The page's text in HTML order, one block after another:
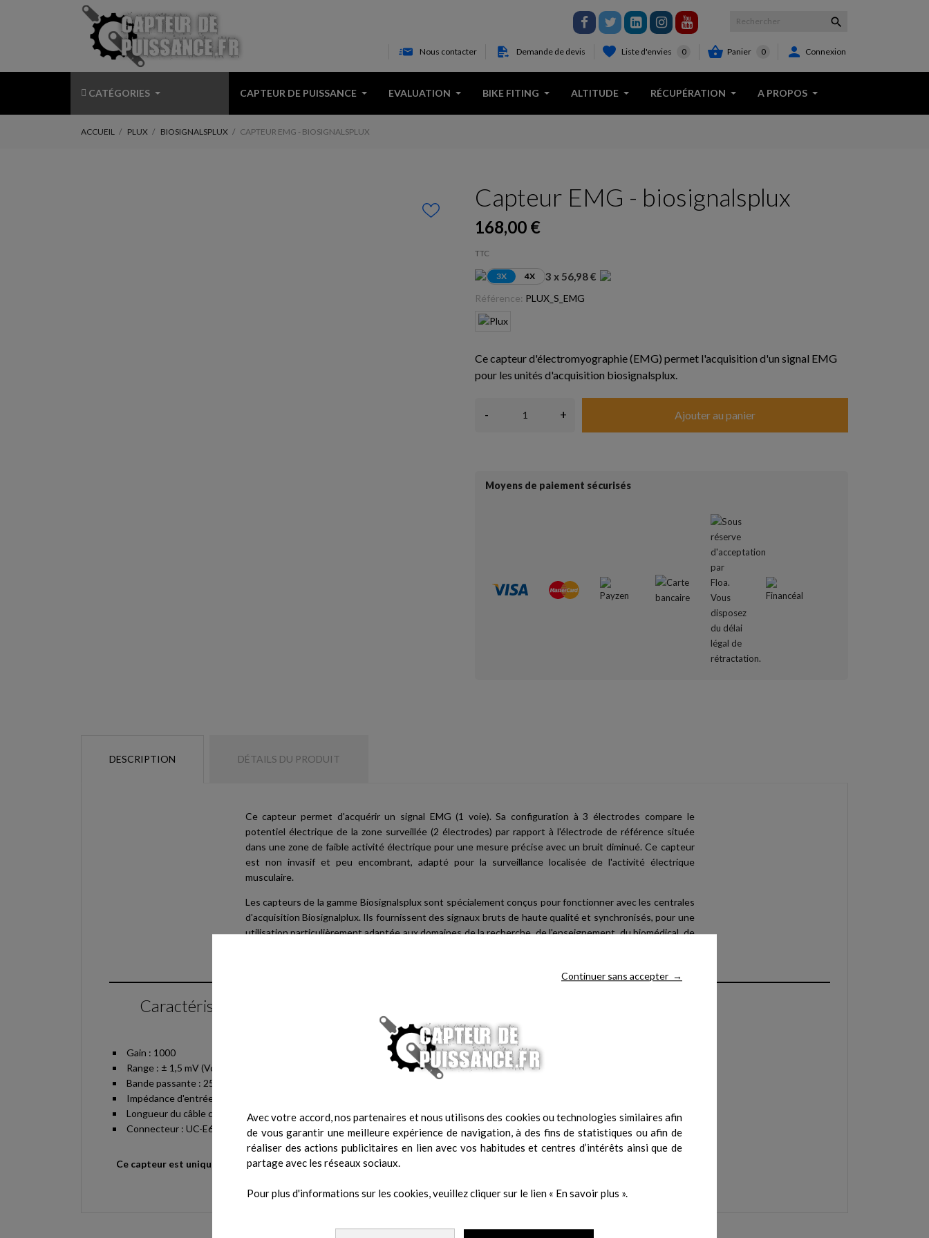
Continuer sans accepter →
Avec votre accord, nos partenaires et nous utilisons des cookies ou technologies similaires afin
de vous garantir une meilleure expérience de navigation, à des fins de statistiques ou afin de
réaliser des actions publicitaires en lien avec vos habitudes et centres d’intérêts ainsi que de
partage avec les réseaux sociaux.
Pour plus d'informations sur les cookies, veuillez cliquer sur le lien « En savoir plus ».

Nous contacter Demande de devis Liste d'envies 0  Panier 0  Connexion
CATÉGORIES CAPTEUR DE PUISSANCE EVALUATION BIKE FITING ALTITUDE RÉCUPÉRATION A PROPOS
ACCUEIL PLUX BIOSIGNALSPLUX CAPTEUR EMG - BIOSIGNALSPLUX
Capteur EMG - biosignalsplux
168,00 €
TTC
3X 4X 3 x 56,98 €
Référence: PLUX_S_EMG
Ce capteur d'électromyographie (EMG) permet l'acquisition d'un signal EMG
pour les unités d'acquisition biosignalsplux.
- + Ajouter au panier
Moyens de paiement sécurisés
DESCRIPTION DÉTAILS DU PRODUIT
Ce capteur permet d'acquérir un signal EMG (1 voie). Sa configuration à 3 électrodes compare le
potentiel électrique de la zone surveillée (2 électrodes) par rapport à l'électrode de référence située
dans une zone de faible activité électrique pour une mesure précise avec un bruit diminué. Ce capteur
est non invasif et peu encombrant, adapté pour la surveillance localisée de l'activité électrique
musculaire.
Les capteurs de la gamme Biosignalsplux sont spécialement conçus pour fonctionner avec les centrales
d'acquisition Biosignalplux. Ils fournissent des signaux bruts de haute qualité et synchronisés, pour une
utilisation particulièrement adaptée aux domaines de la recherche, de l'enseignement, du biomédical, de
Caractéristiques
Gain : 1000
Range : ± 1,5 mV (Vcc = 3V)
Bande passante : 25 - 500 Hz
Impédance d'entrée : > 100 GOhm
Longueur du câble commun : 100 cm
Connecteur : UC-E6 (mâle)
Ce capteur est uniquement compatible avec les unités d'acquisition biosignalsplux.